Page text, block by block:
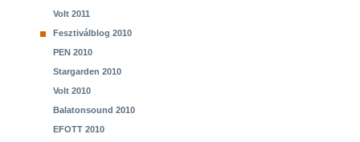
Volt 2011
Fesztiválblog 2010
PEN 2010
Stargarden 2010
Volt 2010
Balatonsound 2010
EFOTT 2010